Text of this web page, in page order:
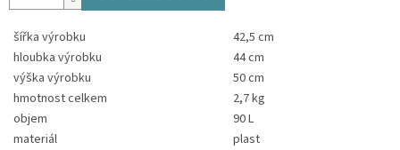
šířka výrobku
42,5 cm
hloubka výrobku
44 cm
výška výrobku
50 cm
hmotnost celkem
2,7 kg
objem
90 L
materiál
plast